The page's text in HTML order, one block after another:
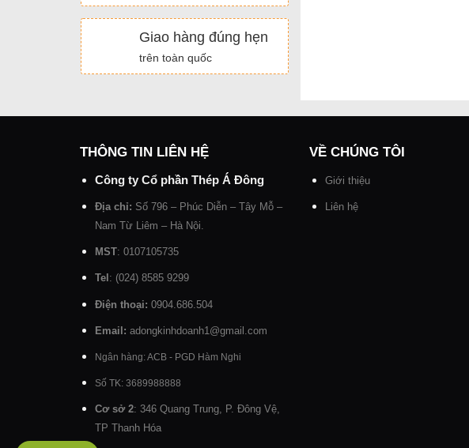
Giao hàng đúng hẹn
trên toàn quốc
THÔNG TIN LIÊN HỆ
Công ty Cổ phần Thép Á Đông
Địa chỉ: Số 796 – Phúc Diễn – Tây Mỗ –
Nam Từ Liêm – Hà Nội.
MST: 0107105735
Tel : (024) 8585 9299
Điện thoại: 0904.686.504
Email: adongkinhdoanh1@gmail.com
Ngân hàng: ACB - PGD Hàm Nghi
Số TK: 3689988888
Cơ sở 2: 346 Quang Trung, P. Đông Vệ,
TP Thanh Hóa
VỀ CHÚNG TÔI
Giới thiệu
Liên hệ